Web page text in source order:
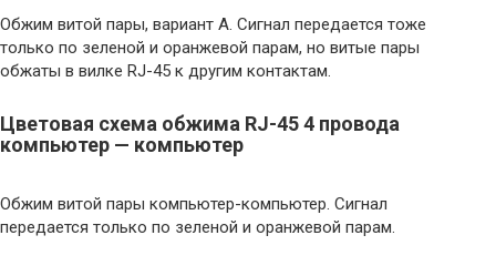
Обжим витой пары, вариант A. Сигнал передается тоже
только по зеленой и оранжевой парам, но витые пары
обжаты в вилке RJ-45 к другим контактам.
Цветовая схема обжима RJ-45 4 провода
компьютер — компьютер
Обжим витой пары компьютер-компьютер. Сигнал
передается только по зеленой и оранжевой парам.